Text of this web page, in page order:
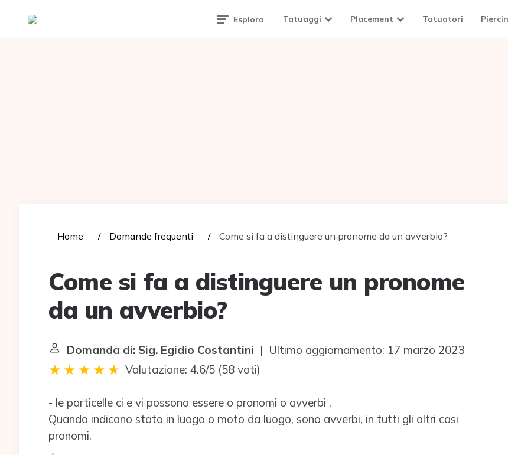
Tattoomuse.it Esplora Tatuaggi Placement Tatuatori
Home Domande frequenti Come si fa a distinguere un pronome da un avverbio?
Come si fa a distinguere un pronome
da un avverbio?
Domanda di: Sig. Egidio Costantini | Ultimo aggiornamento: 17 marzo 2023
Valutazione: 4.6/5 (58 voti)
- le particelle ci e vi possono essere o pronomi o avverbi .
Quando indicano stato in luogo o moto da luogo, sono avverbi, in tutti gli altri casi
pronomi.